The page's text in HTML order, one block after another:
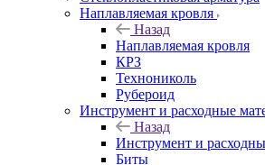
Наплавляемая кровля
Назад
Наплавляемая кровля
КРЗ
Технониколь
Рубероид
Инструмент и расходные
Назад
Инструмент и
Биты